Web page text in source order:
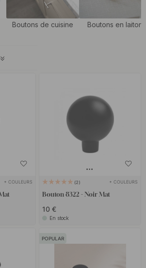
les styles, apportez votre touche
avec de nouveaux boutons. Nos boutons
Boutons de cuisine Boutons en laiton
+ COULEURS 2 + COULEURS
Bouton 8322 - Noir Mat
10 €
En stock
POPULAR